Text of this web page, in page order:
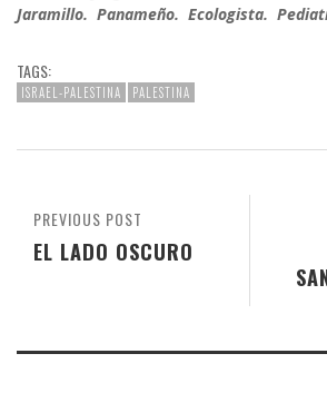
Jaramillo. Panameño. Ecologista.
TAGS:
ISRAEL-PALESTINA PALESTINA
PREVIOUS POST
EL LADO OSCURO